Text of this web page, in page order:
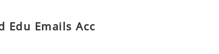
Edu Emails Acc